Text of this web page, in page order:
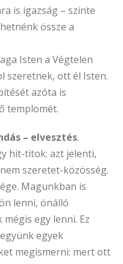
is igazság – szinte
össze a
Isten a Végtelen
szeretnek, ott él Isten.
azóta is
templomét.
– elvesztés.
hit-titok: azt jelenti,
szeretet-közösség.
Magunkban is
lenni, önálló
egy lenni. Ez
egyek
megismerni: mert ott